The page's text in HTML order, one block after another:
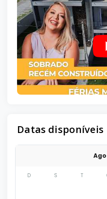
Datas disponíveis
D S T